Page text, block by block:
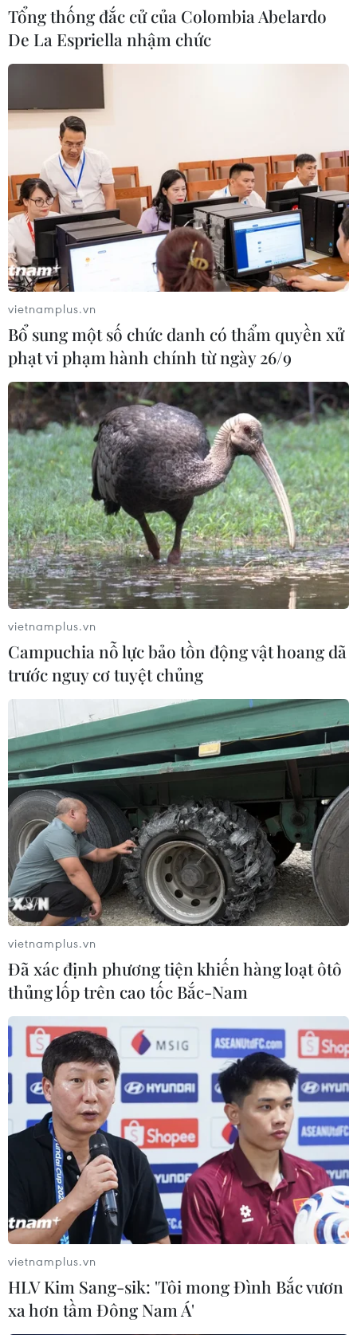
Báo Nhật Bản: Biển Đông sẽ không thể yên
ả trong những năm tới
Chuyên gia Adam Bartley thuộc Đại học RMIT ở
Melbourne (Australia) nhận định tình hình Biển Đông
dưới thời Tổng thổng Mỹ Donald Trump sẽ không yên ả.
Tổng thống đắc cử của Colombia Abelardo
De La Espriella nhậm chức
vietnamplus.vn
Bổ sung một số chức danh có thẩm quyền xử
phạt vi phạm hành chính từ ngày 26/9
vietnamplus.vn
Campuchia nỗ lực bảo tồn động vật hoang dã
trước nguy cơ tuyệt chủng
vietnamplus.vn
Đã xác định phương tiện khiến hàng loạt ôtô
thủng lốp trên cao tốc Bắc-Nam
vietnamplus.vn
HLV Kim Sang-sik: 'Tôi mong Đình Bắc vươn
xa hơn tầm Đông Nam Á'